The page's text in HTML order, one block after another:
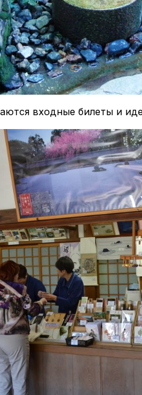
входные билеты и